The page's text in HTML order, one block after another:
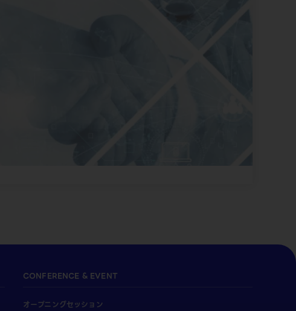
CONFERENCE & EVENT
オープニングセッション